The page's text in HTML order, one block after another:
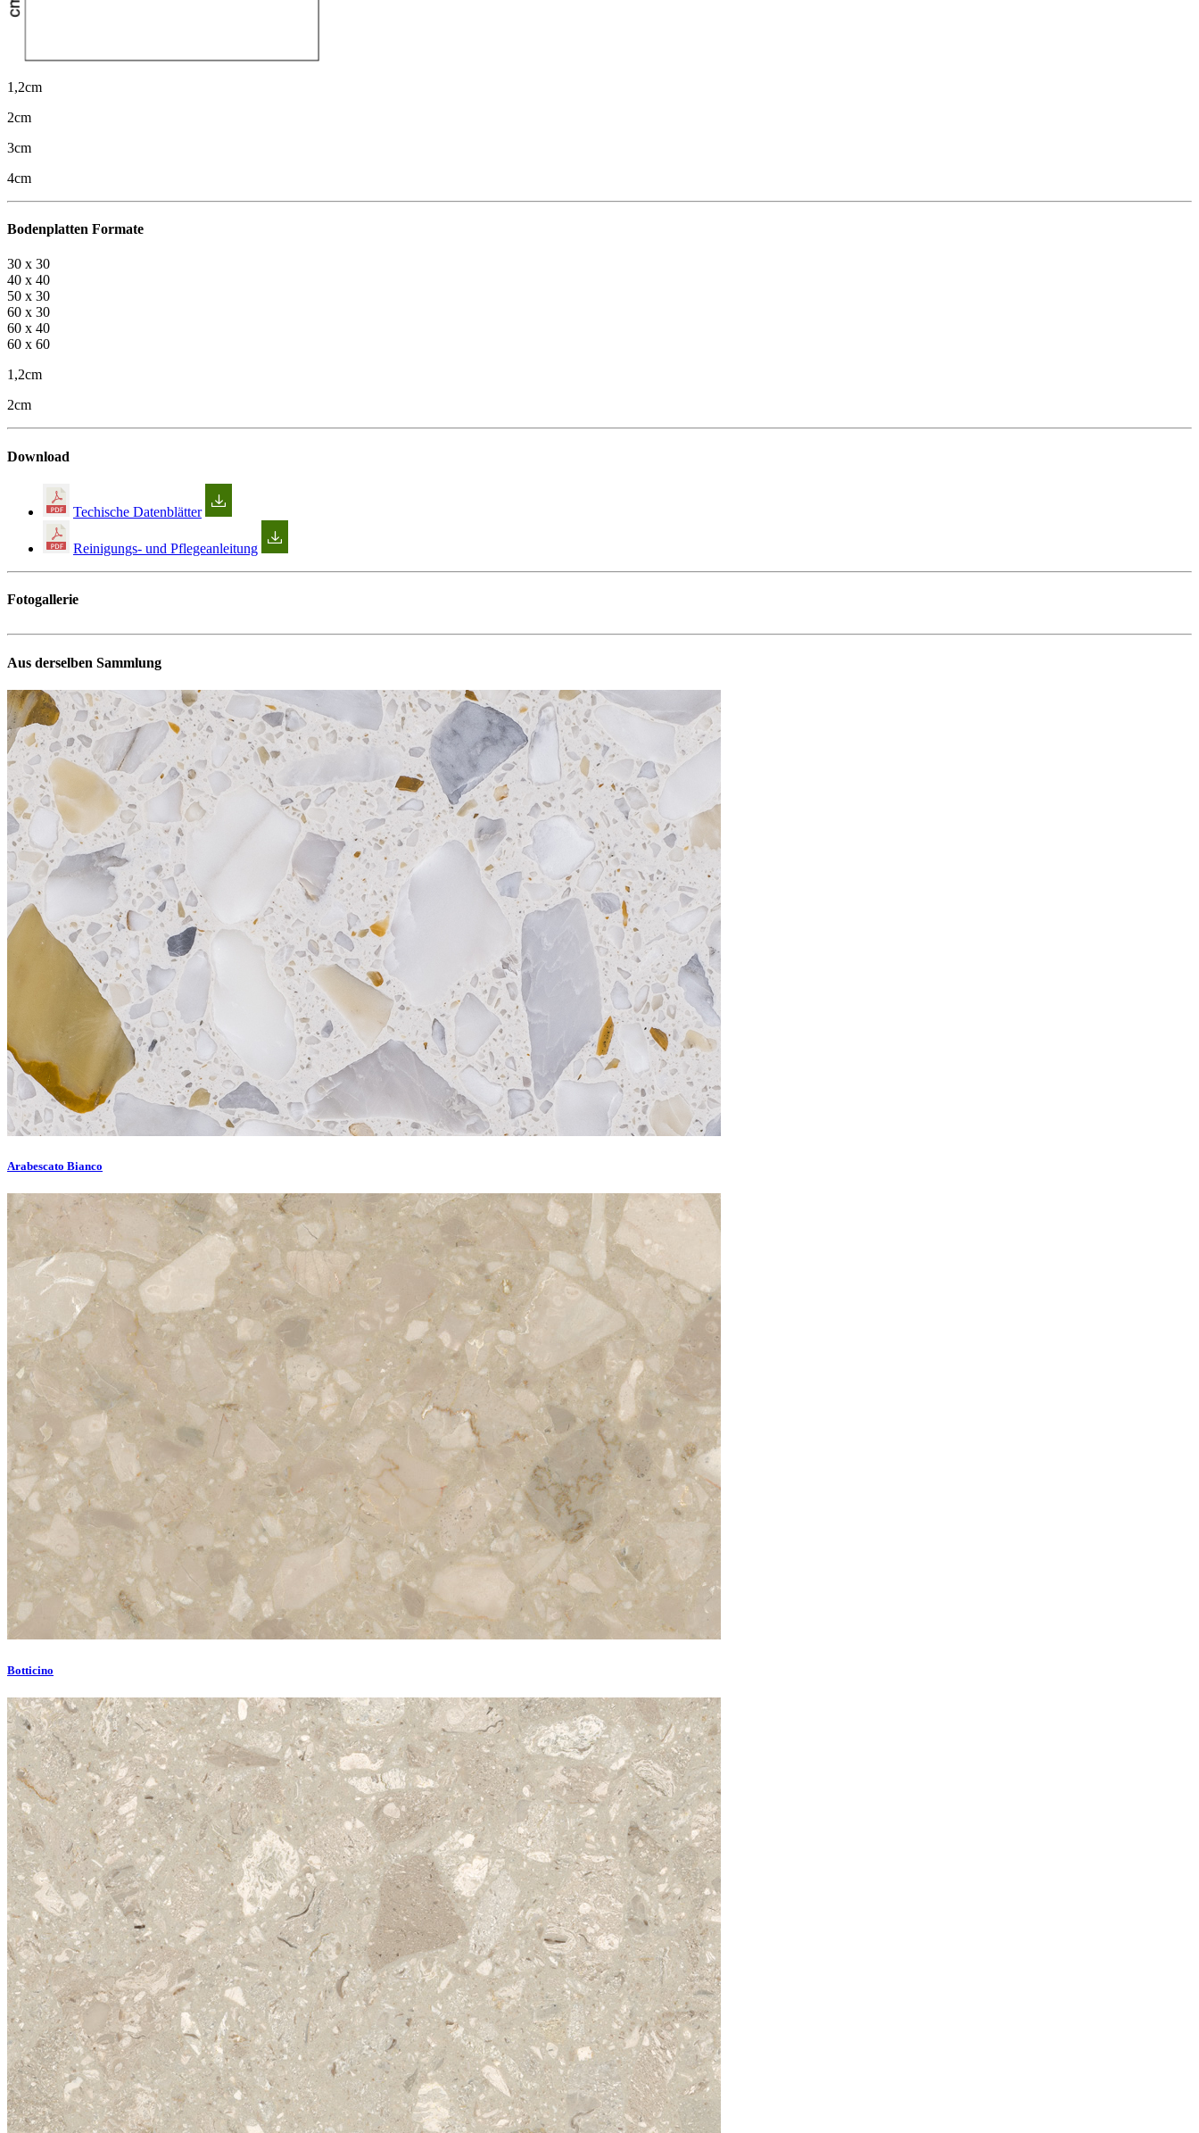
1,2cm
2cm
3cm
4cm
Bodenplatten Formate
30 x 30
40 x 40
50 x 30
60 x 30
60 x 40
60 x 60
1,2cm
2cm
Download
Techische Datenblätter
Reinigungs- und Pflegeanleitung
Fotogallerie
Aus derselben Sammlung
Arabescato Bianco
Botticino